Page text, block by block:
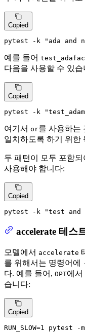
Copied
pytest -k "ada and
예를 들어
다음을 사용할 수 있습
Copied
pytest -k
여기서 or를 사용하는
일치하도록 하기 위한
두 패턴이 모두 포함
사용해야 합니다:
Copied
pytest -k "test and
accelerate 테스
모델에서 accelerate
를 위해서는 명령어에
다. 예를 들어, OPT에서
습니다:
Copied
RUN_SLOW=1